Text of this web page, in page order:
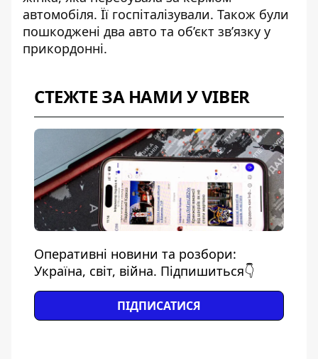
автомобіля. Її госпіталізували. Також були
пошкоджені два авто та об’єкт зв’язку у
прикордонні.
СТЕЖТЕ ЗА НАМИ У VIBER
Оперативні новини та розбори:
Україна, світ, війна. Підпишиться👇
ПІДПИСАТИСЯ